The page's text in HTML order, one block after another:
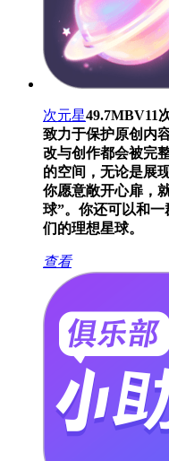
次元星49.7MBV11
致力于保护原创内
改与创作都会被完
的空间，无论是展
你愿意敞开心扉，
球”。你还可以和
们的理想星球。
查看